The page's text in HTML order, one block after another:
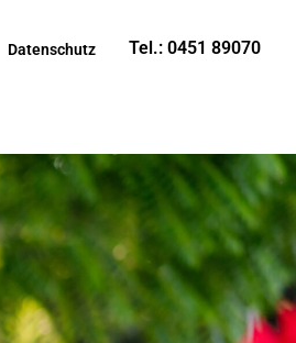
Datenschutz Tel.: 0451 89070